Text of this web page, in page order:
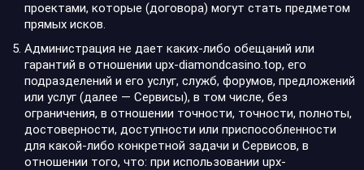
проектами, которые (договора) могут стать предметом
прямых исков.
Администрация не дает каких-либо обещаний или
гарантий в отношении upx-diamondcasino.top, его
подразделений и его услуг, служб, форумов, предложений
или услуг (далее — Сервисы), в том числе, без
ограничения, в отношении точности, точности, полноты,
достоверности, доступности или приспособленности
для какой-либо конкретной задачи и Сервисов, в
отношении того, что: при использовании upx-